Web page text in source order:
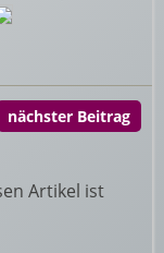
nächster Beitrag
Artikel ist